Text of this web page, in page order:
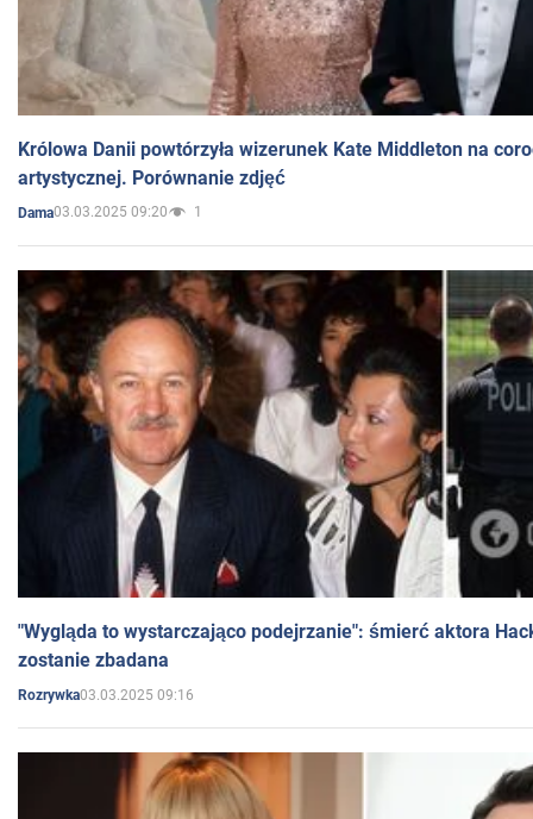
Królowa Danii powtórzyła wizerunek Kate Middleton na
artystycznej. Porównanie zdjęć
Dama03.03.2025 09:20 1
"Wygląda to wystarczająco podejrzanie": śmierć aktora
zostanie zbadana
Rozrywka03.03.2025 09:16